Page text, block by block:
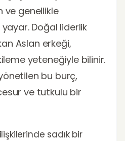
ve genellikle
Doğal liderlik
Aslan erkeği,
yeteneğiyle bilinir.
bu burç,
ve tutkulu bir
sadık bir